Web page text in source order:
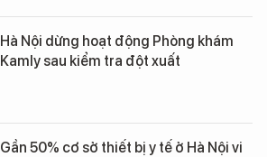
Hà Nội dừng hoạt động Phòng khám
Kamly sau kiểm tra đột xuất
Gần 50% cơ sở thiết bị y tế ở Hà Nội vi